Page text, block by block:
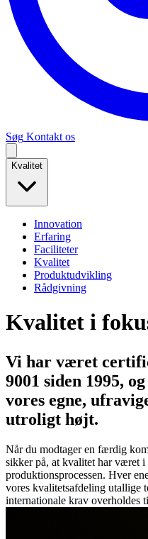
Søg Kontakt os
Kvalitet
Innovation
Erfaring
Faciliteter
Kvalitet
Produktudvikling
Rådgivning
Kvalitet i
Vi har været
9001 siden 1995,
vores egne,
utroligt højt.
Når du modtager en færdig
sikker på, at kvalitet har været
produktionsprocessen. Hver
vores kvalitetsafdeling utallige
internationale krav overholdes